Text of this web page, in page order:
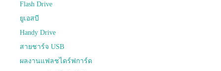
Flash Drive
ยูเอสบี
Handy Drive
สายชาร์จ USB
ผลงานแฟลชไดร์ฟการ์ด